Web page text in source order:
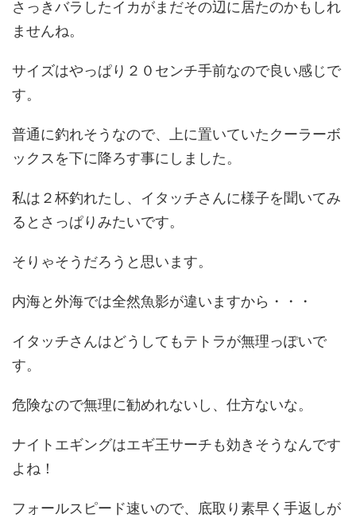
さっきバラしたイカがまだその辺に居たのかもしれ
ませんね。
サイズはやっぱり２０センチ手前なので良い感じで
す。
普通に釣れそうなので、上に置いていたクーラーボ
ックスを下に降ろす事にしました。
私は２杯釣れたし、イタッチさんに様子を聞いてみ
るとさっぱりみたいです。
そりゃそうだろうと思います。
内海と外海では全然魚影が違いますから・・・
イタッチさんはどうしてもテトラが無理っぽいで
す。
危険なので無理に勧めれないし、仕方ないな。
ナイトエギングはエギ王サーチも効きそうなんです
よね！
フォールスピード速いので、底取り素早く手返しが